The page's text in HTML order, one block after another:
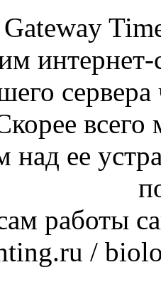
Gateway
интернет-
над ее
работы
/